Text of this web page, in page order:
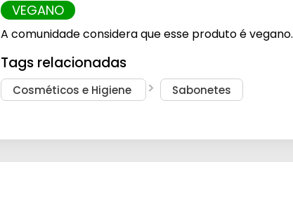
VEGANO
A comunidade considera que esse produto é vegano.
Tags relacionadas
Cosméticos e Higiene Sabonetes